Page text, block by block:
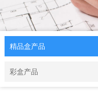
精品盒产品
彩盒产品